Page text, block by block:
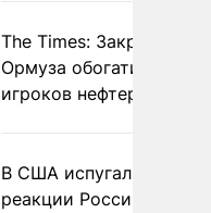
The Times: Закрытие
Ормуза обогатило
игроков нефтерынка
В США испугались
реакции России и